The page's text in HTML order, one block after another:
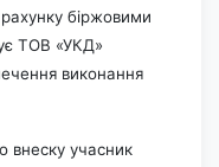
біржовими
ТОВ «УКД»
виконання
внеску учасник